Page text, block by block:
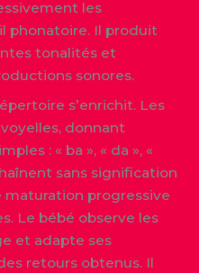
les
phonatoire. Il produit
tonalités et
sonores.
s’enrichit. Les
donnant
: « ba », « da », «
sans signification
maturation progressive
Le bébé observe les
et adapte ses
retours obtenus. Il